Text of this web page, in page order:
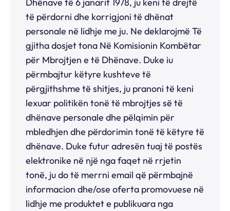
të përdorni dhe korrigjoni të dhënat
personale në lidhje me ju. Ne deklarojmë Të
gjitha dosjet tona Në Komisionin Kombëtar
për Mbrojtjen e të Dhënave. Duke iu
përmbajtur këtyre kushteve të
përgjithshme të shitjes, ju pranoni të keni
lexuar politikën tonë të mbrojtjes së të
dhënave personale dhe pëlqimin për
mbledhjen dhe përdorimin tonë të këtyre të
dhënave. Duke futur adresën tuaj të postës
elektronike në një nga faqet në rrjetin
tonë, ju do të merrni email që përmbajnë
informacion dhe/ose oferta promovuese në
lidhje me produktet e publikuara nga